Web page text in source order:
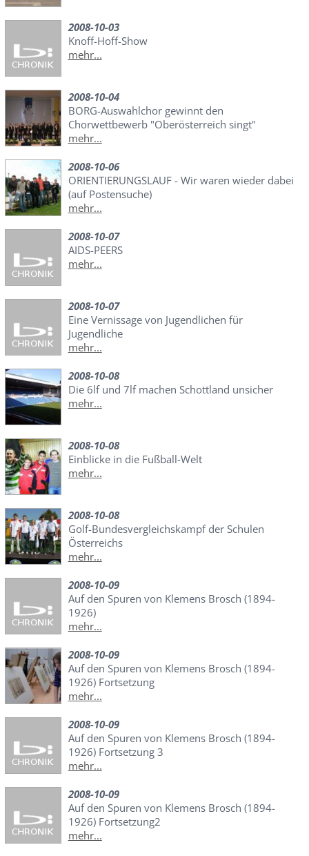
2008-10-03
Knoff-Hoff-Show
mehr...
2008-10-04
BORG-Auswahlchor gewinnt den
Chorwettbewerb "Oberösterreich singt"
mehr...
2008-10-06
ORIENTIERUNGSLAUF - Wir waren wieder dabei
(auf Postensuche)
mehr...
2008-10-07
AIDS-PEERS
mehr...
2008-10-07
Eine Vernissage von Jugendlichen für
Jugendliche
mehr...
2008-10-08
Die 6lf und 7lf machen Schottland unsicher
mehr...
2008-10-08
Einblicke in die Fußball-Welt
mehr...
2008-10-08
Golf-Bundesvergleichskampf der Schulen
Österreichs
mehr...
2008-10-09
Auf den Spuren von Klemens Brosch (1894-
1926)
mehr...
2008-10-09
Auf den Spuren von Klemens Brosch (1894-
1926) Fortsetzung
mehr...
2008-10-09
Auf den Spuren von Klemens Brosch (1894-
1926) Fortsetzung 3
mehr...
2008-10-09
Auf den Spuren von Klemens Brosch (1894-
1926) Fortsetzung2
mehr...